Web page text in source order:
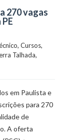
270 vagas
, Cursos
Talhada
em Paulista e
para 270
de
A oferta